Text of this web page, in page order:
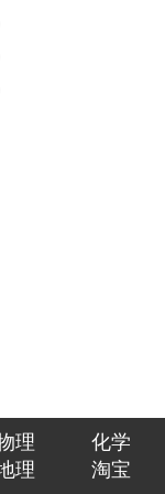
理
化学
理 淘宝